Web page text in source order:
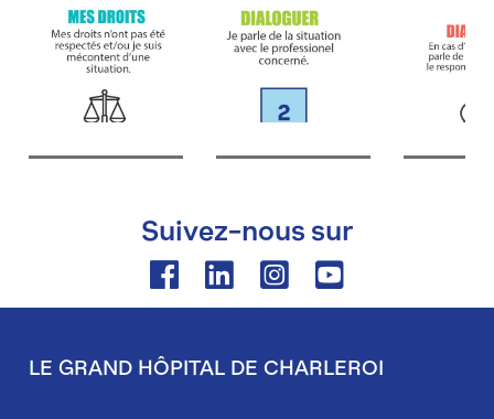
Suivez-nous sur
FacebookLinkedinInstagramYoutube
LE GRAND HÔPITAL DE CHARLEROI